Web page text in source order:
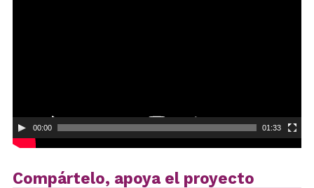
00:00 01:33
Compártelo, apoya el proyecto